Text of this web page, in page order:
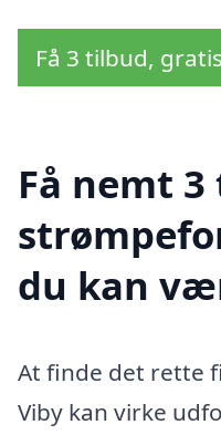
Få 3 tilbud,
Få nemt
du kan
At finde det rette
Viby kan virke